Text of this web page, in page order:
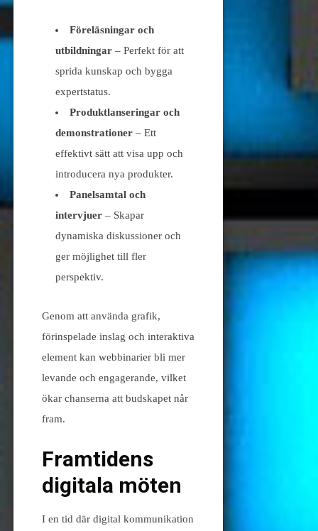
Föreläsningar och
utbildningar– Perfekt för att
sprida kunskap och bygga
expertstatus.
Produktlanseringar och
demonstrationer– Ett
effektivt sätt att visa upp och
introducera nya produkter.
Panelsamtal och
intervjuer– Skapar
dynamiska diskussioner och
ger möjlighet till fler
perspektiv.
Genom att använda grafik,
förinspelade inslag och interaktiva
element kan webbinarier bli mer
levande och engagerande, vilket
ökar chanserna att budskapet når
fram.
Framtidens
digitala möten
I en tid där digital kommunikation